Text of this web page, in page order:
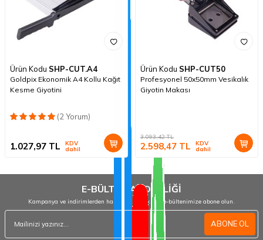
Ürün Kodu SHP-CUT.A4
Goldpix Ekonomik A4 Kollu Kağıt
Kesme Giyotini
(2 Yorum)
1.027,97 TL KDV
dahil
Ürün Kodu SHP-CUT50
Profesyonel 50x50mm Vesikalık
Giyotin Makası
3.093,42TL
2.598,47 TL KDV
dahil
E-BÜLTEN ABONELİĞİ
Kampanya ve indirimlerden haberdar olmak için e-bültenimize abone olun.
ABONE OL